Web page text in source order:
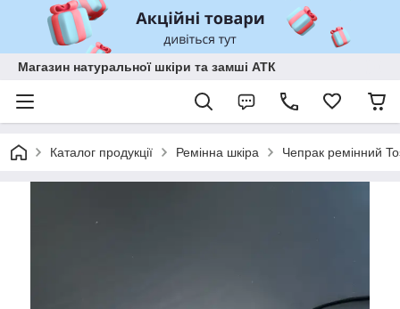
Магазин натуральної шкіри та замші АТК
Каталог продукції Ремінна шкіра Чепрак ремінний